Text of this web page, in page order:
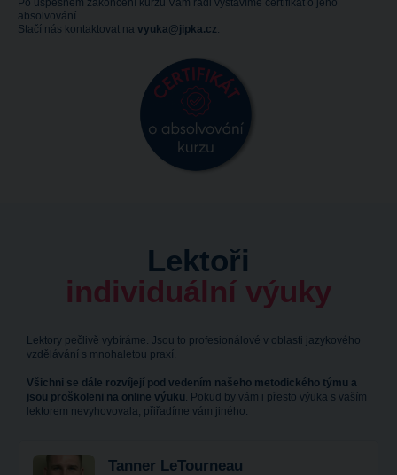
Po úspěšném zakončení kurzu Vám rádi vystavíme certifikát o jeho
absolvování.
Stačí nás kontaktovat na vyuka@jipka.cz.
Lektoři
individuální výuky
Lektory pečlivě vybíráme. Jsou to profesionálové v oblasti jazykového
vzdělávání s mnohaletou praxí.
Všichni se dále rozvíjejí pod vedením našeho metodického týmu a
jsou proškoleni na online výuku . Pokud by vám i přesto výuka s vaším
lektorem nevyhovovala, přiřadíme vám jiného.
Tanner LeTourneau